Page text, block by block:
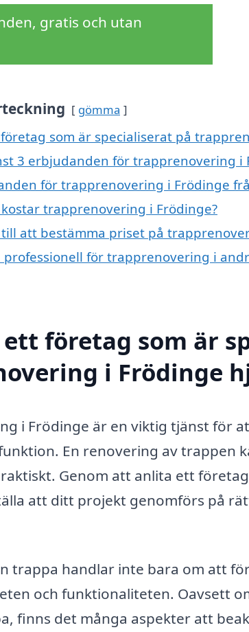
gratis och utan
gömma
som är specialiserat på
3 erbjudanden för trapprenovering i
för trapprenovering i Frödinge
trapprenovering i Frödinge?
att bestämma priset på
professionell för trapprenovering i
företag som är
i Frödinge
i Frödinge är en viktig tjänst för
En renovering av trappen
Genom att anlita ett
att ditt projekt genomförs på
trappa handlar inte bara om att
och funktionaliteten. Oavsett
finns det många aspekter att